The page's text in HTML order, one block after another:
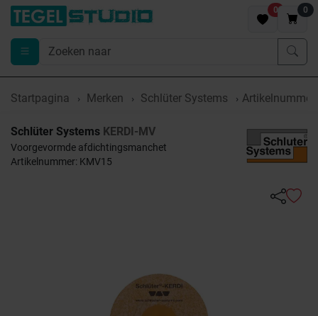
0 0
Startpagina Merken Schlüter Systems
Schlüter Systems KERDI-MV
Voorgevormde afdichtingsmanchet
Artikelnummer: KMV15